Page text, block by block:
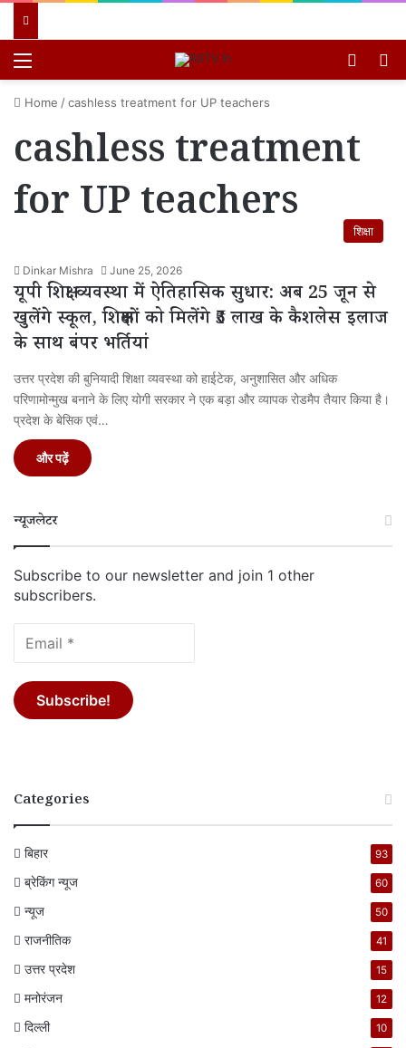
Home /cashless treatment for UP teachers
cashless treatment
for UP teachers
शिक्षा
Dinkar Mishra June 25, 2026
यूपी शिक्षा व्यवस्था में ऐतिहासिक सुधार: अब 25 जून से
खुलेंगे स्कूल, शिक्षकों को मिलेंगे ₹5 लाख के कैशलेस इलाज
के साथ बंपर भर्तियां
उत्तर प्रदेश की बुनियादी शिक्षा व्यवस्था को हाईटेक, अनुशासित और अधिक
परिणामोन्मुख बनाने के लिए योगी सरकार ने एक बड़ा और व्यापक रोडमैप तैयार किया है।
प्रदेश के बेसिक एवं…
और पढ़ें
न्यूजलेटर
Subscribe to our newsletter and join 1 other
subscribers.
Categories
बिहार 93
ब्रेकिंग न्यूज 60
न्यूज 50
राजनीतिक 41
उत्तर प्रदेश 15
मनोरंजन 12
दिल्ली 10